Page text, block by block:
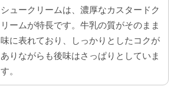
シュークリームは、濃厚なカスタードク
リームが特長です。牛乳の質がそのまま
味に表れており、しっかりとしたコクが
ありながらも後味はさっぱりとしていま
す。